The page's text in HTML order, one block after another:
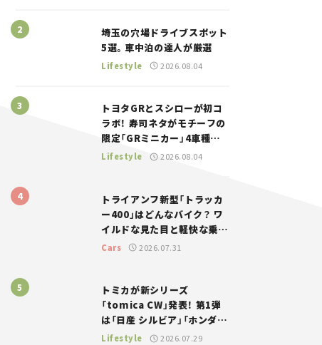
埼玉の穴場ドライブスポット
5選。車中泊の達人が厳選
Lifestyle 2026.08.04
トヨタGRとスシローが初コ
ラボ！ 寿司ネタがモチーフの
限定「GRミニカー」4車種が
登場。入手方法は？【クルマ
Lifestyle 2026.08.04
トライアンフ新型「トラッカ
ー400」はどんなバイク？ ワ
イルドな見た目と軽快な乗り
味を両立した400ccフラット
Cars 2026.07.31
トミカが新シリーズ
「tomica CW」発表！ 第1弾
は「日産 シルビア」「ホンダ
NSX」が登場。世界が注目す
Lifestyle 2026.07.29